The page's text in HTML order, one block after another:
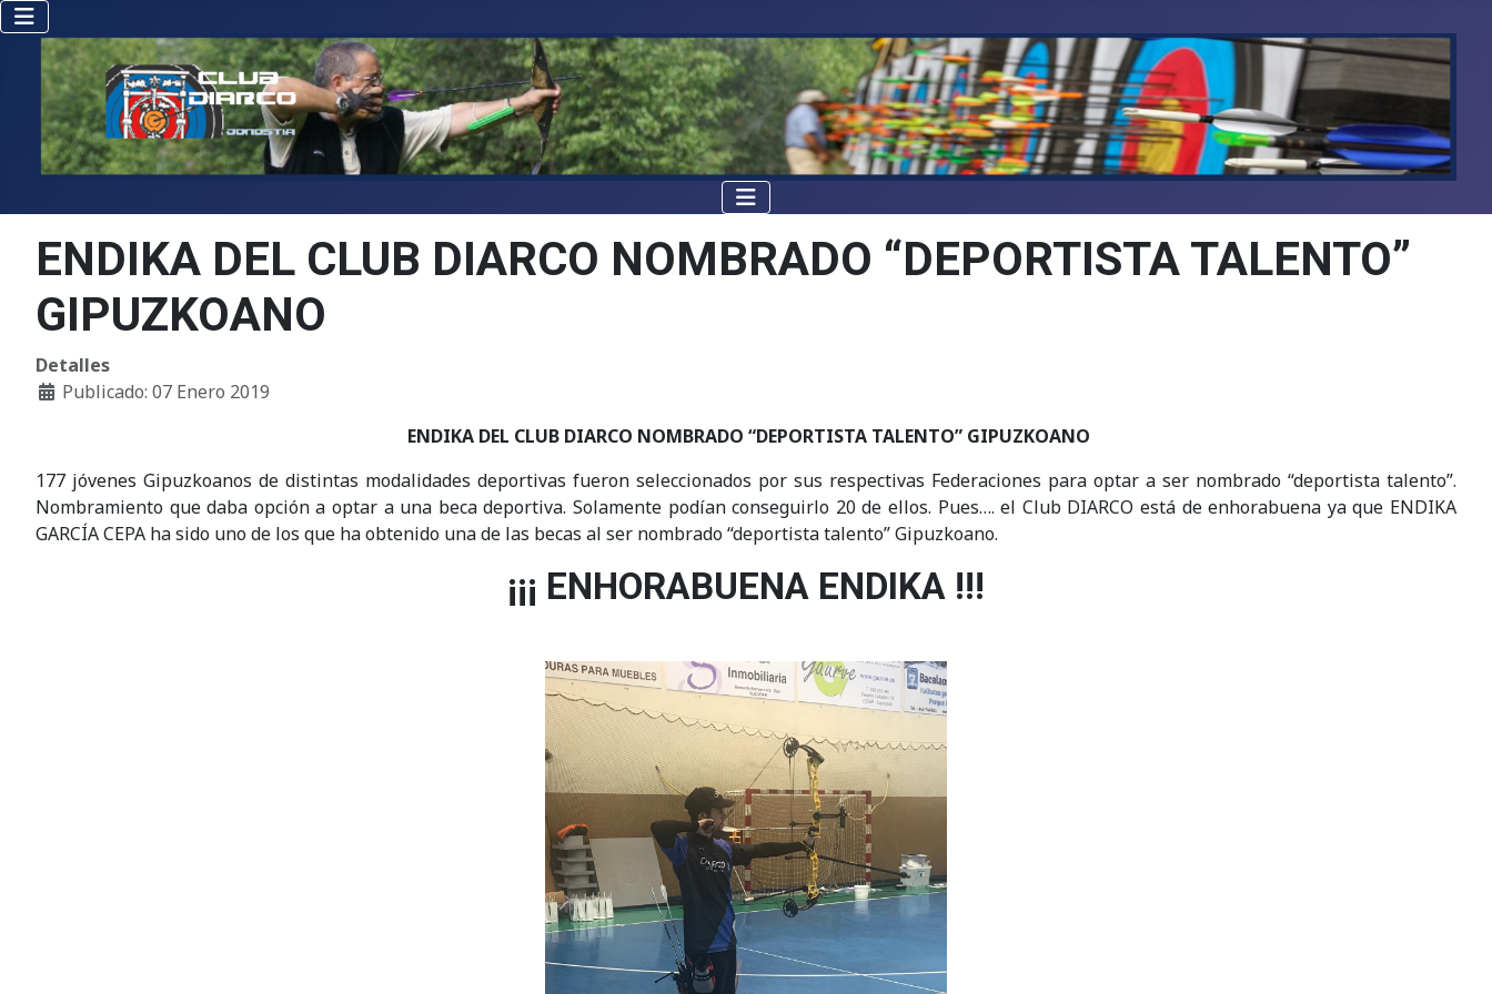
ENDIKA DEL CLUB DIARCO NOMBRADO “DEPORTISTA TALENTO”
GIPUZKOANO
Detalles
Publicado: 07 Enero 2019
ENDIKA DEL CLUB DIARCO NOMBRADO “DEPORTISTA TALENTO” GIPUZKOANO
177 jóvenes Gipuzkoanos de distintas modalidades deportivas fueron seleccionados por sus respectivas Federaciones para optar a ser nombrado “deportista talento”.
Nombramiento que daba opción a optar a una beca deportiva. Solamente podían conseguirlo 20 de ellos. Pues…. el Club DIARCO está de enhorabuena ya que ENDIKA
GARCÍA CEPA ha sido uno de los que ha obtenido una de las becas al ser nombrado “deportista talento” Gipuzkoano.
¡¡¡ ENHORABUENA ENDIKA !!!